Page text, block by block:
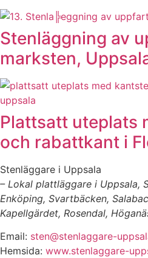
Stenläggning av
marksten,
Plattsatt uteplats
och rabattkant i
Stenläggare i Uppsala
– Lokal plattläggare i Uppsala,
Enköping, Svartbäcken,
Kapellgärdet, Rosendal,
Email: sten@stenlaggare-
Hemsida: www.stenlaggare-